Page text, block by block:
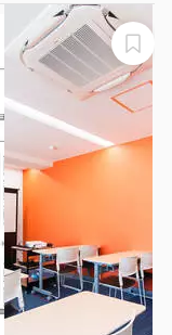
議室はプロ